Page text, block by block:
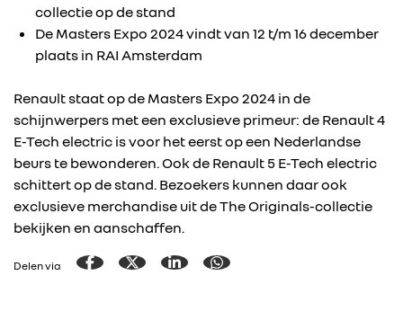
collectie op de stand
De Masters Expo 2024 vindt van 12 t/m 16 december
plaats in RAI Amsterdam
Renault staat op de Masters Expo 2024 in de
schijnwerpers met een exclusieve primeur: de Renault 4
E-Tech electric is voor het eerst op een Nederlandse
beurs te bewonderen. Ook de Renault 5 E-Tech electric
schittert op de stand. Bezoekers kunnen daar ook
exclusieve merchandise uit de The Originals-collectie
bekijken en aanschaffen.
Delen via